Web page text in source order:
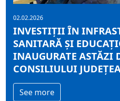
02.02.2026
INVESTIȚII ÎN
SANITARĂ ȘI
INAUGURATE ASTĂZI
CONSILIULUI
See more